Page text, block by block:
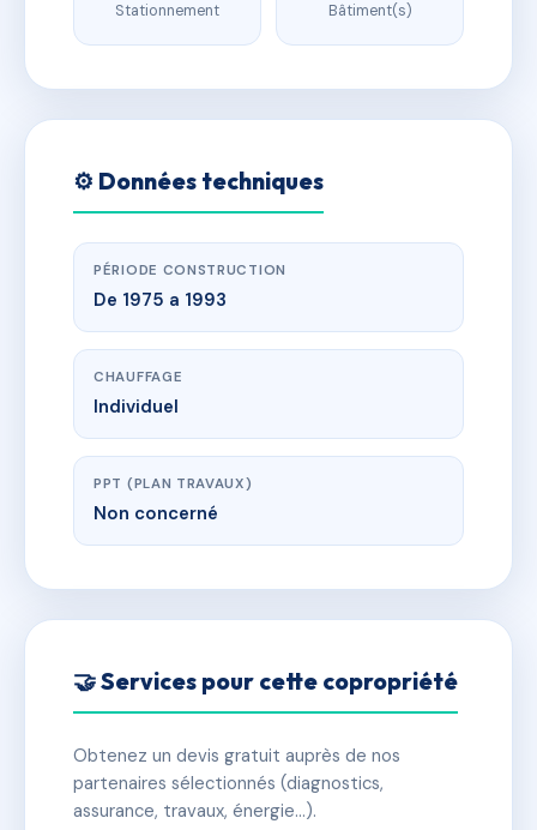
Stationnement Bâtiment(s)
⚙️ Données techniques
PÉRIODE CONSTRUCTION
De 1975 a 1993
CHAUFFAGE
Individuel
PPT (PLAN TRAVAUX)
Non concerné
🤝 Services pour cette copropriété
Obtenez un devis gratuit auprès de nos
partenaires sélectionnés (diagnostics,
assurance, travaux, énergie…).